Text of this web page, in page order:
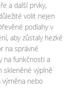
a další prvky,
volit nejen
podlahy v
aby zůstaly hezké
na správné
na funkčnosti a
skleněné výplně
nebo